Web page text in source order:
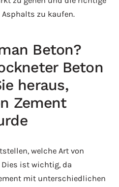
Asphalts zu kaufen.
Beton?
Beton
heraus,
Zement
welche Art von
Dies ist wichtig, da
mit unterschiedlichen